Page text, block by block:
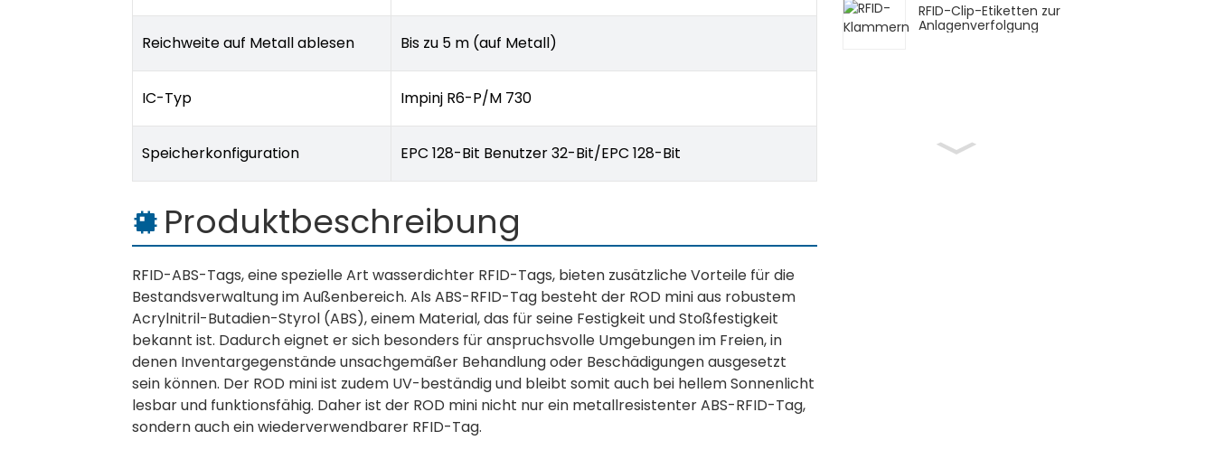
Reichweite auf Metall ablesen Bis zu 5 m (auf Metall)
IC-Typ Impinj R6-P/M 730
Speicherkonfiguration EPC 128-Bit Benutzer 32-Bit/EPC 128-Bit
Produktbeschreibung
RFID-ABS-Tags, eine spezielle Art wasserdichter RFID-Tags, bieten zusätzliche Vorteile für die
Bestandsverwaltung im Außenbereich. Als ABS-RFID-Tag besteht der ROD mini aus robustem
Acrylnitril-Butadien-Styrol (ABS), einem Material, das für seine Festigkeit und Stoßfestigkeit
bekannt ist. Dadurch eignet er sich besonders für anspruchsvolle Umgebungen im Freien, in
denen Inventargegenstände unsachgemäßer Behandlung oder Beschädigungen ausgesetzt
sein können. Der ROD mini ist zudem UV-beständig und bleibt somit auch bei hellem Sonnenlicht
lesbar und funktionsfähig. Daher ist der ROD mini nicht nur ein metallresistenter ABS-RFID-Tag,
sondern auch ein wiederverwendbarer RFID-Tag.
RFID-Clip-Etiketten zur
Anlagenverfolgung